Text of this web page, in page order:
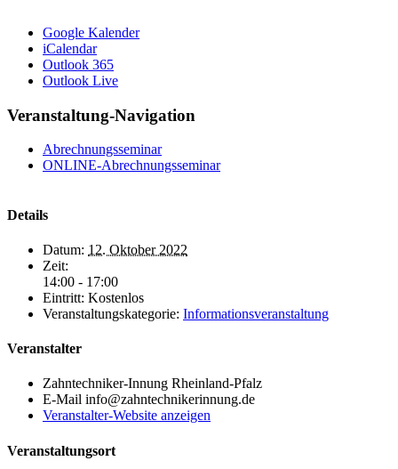
Google Kalender
iCalendar
Outlook 365
Outlook Live
Veranstaltung-Navigation
Abrechnungsseminar
ONLINE-Abrechnungsseminar
Details
Datum: 12. Oktober 2022
Zeit:
14:00 - 17:00
Eintritt: Kostenlos
Veranstaltungskategorie: Informationsveranstaltung
Veranstalter
Zahntechniker-Innung Rheinland-Pfalz
E-Mail info@zahntechnikerinnung.de
Veranstalter-Website anzeigen
Veranstaltungsort